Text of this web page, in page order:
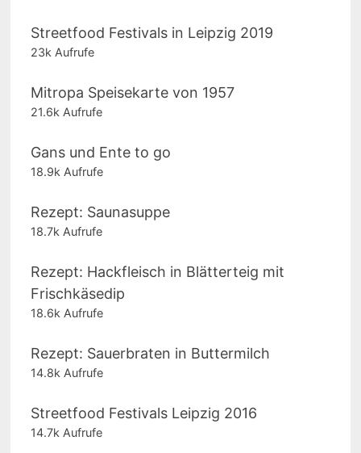
Streetfood Festivals in Leipzig 2019
23k Aufrufe
Mitropa Speisekarte von 1957
21.6k Aufrufe
Gans und Ente to go
18.9k Aufrufe
Rezept: Saunasuppe
18.7k Aufrufe
Rezept: Hackfleisch in Blätterteig mit
Frischkäsedip
18.6k Aufrufe
Rezept: Sauerbraten in Buttermilch
14.8k Aufrufe
Streetfood Festivals Leipzig 2016
14.7k Aufrufe